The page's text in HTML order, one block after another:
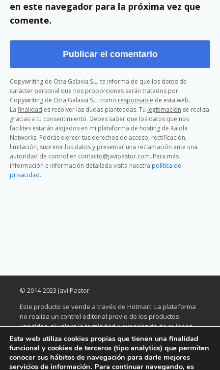
en este navegador para la próxima vez que
comente.
Copywriting de Otra Galaxia S.L. te informa de que los datos de
carácter personal que nos proporciones serán tratados por
Copywriting de Otra Galaxia S.L. como responsable de esta web.
La finalidad es resolver las dudas planteadas. Tu legitimación se realiza
gracias a tu consentimiento. Debes saber que los datos que nos
facilites estarán alojados en mi plataforma de hosting de Raiola
Networks. Podrás ejercer tus derechos de acceso, rectificación,
limitación, suprimir los datos y presentar una reclamación ante una
autoridad de control en contacto@javipastor.com. Para más
información e información detallada visita nuestra política de
privacidad.
© 2014-2023 Javi Pastor
Este producto se vende a través de Hotmart. La plataforma
no realiza un control editorial previo de los productos
vendidos, ni valora la tecnicidad y experiencia de quienes
los elaboran. La existencia de un producto y su adquisición,
a través de la plataforma, no puede ser considerada como
garantía de calidad de contenido y resultado, en ningún
caso. Al comprarlo, el comprador declara que conoce esta
Esta web utiliza cookies propias que tienen una finalidad
funcional y cookies de terceros (tipo analytics) que permiten
conocer sus hábitos de navegación para darle mejores
servicios de información. Para continuar navegando, es